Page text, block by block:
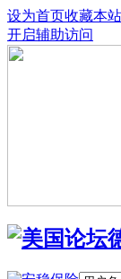
设为首页收藏本站
开启辅助访问